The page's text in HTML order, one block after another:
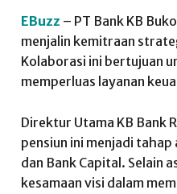
EBuzz – PT Bank KB
menjalin kemitraan
Kolaborasi ini bertujuan
memperluas layanan
Direktur Utama KB Bank
pensiun ini menjadi
dan Bank Capital. Selain
kesamaan visi dalam